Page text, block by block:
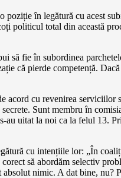
în legătură cu acest
politicul total din această
să fie în subordinea
că pierde competență.
cu revenirea serviciilor
Sunt membru în
au uitat la noi ca la felul 13.
cu intențiile lor: „În
să abordăm selectiv
nimic. A dat bine, nu?